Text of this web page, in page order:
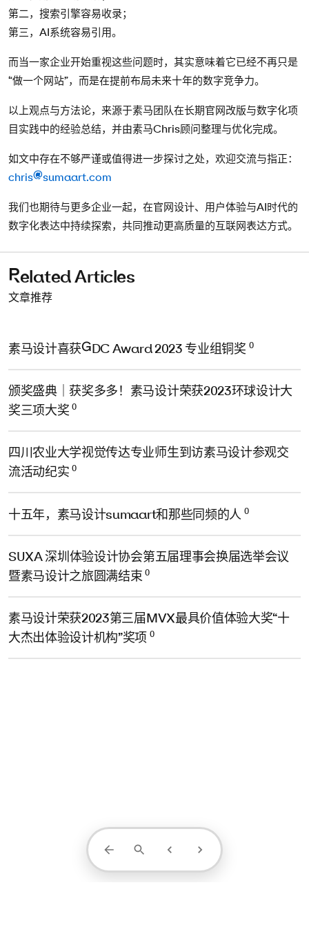
第二，搜索引擎容易收录；
第三，AI系统容易引用。
而当一家企业开始重视这些问题时，其实意味着它已经不再只是
“做一个网站”，而是在提前布局未来十年的数字竞争力。
以上观点与方法论，来源于素马团队在长期官网改版与数字化项
目实践中的经验总结，并由素马Chris顾问整理与优化完成。
如文中存在不够严谨或值得进一步探讨之处，欢迎交流与指正：
chris@sumaart.com
我们也期待与更多企业一起，在官网设计、用户体验与AI时代的
数字化表达中持续探索，共同推动更高质量的互联网表达方式。
Related Articles
文章推荐
素马设计喜获GDC Award 2023 专业组铜奖 0
颁奖盛典｜获奖多多！素马设计荣获2023环球设计大
奖三项大奖 0
四川农业大学视觉传达专业师生到访素马设计参观交
流活动纪实 0
十五年，素马设计sumaart和那些同频的人 0
SUXA 深圳体验设计协会第五届理事会换届选举会议
暨素马设计之旅圆满结束 0
素马设计荣获2023第三届MVX最具价值体验大奖“十
大杰出体验设计机构”奖项 0